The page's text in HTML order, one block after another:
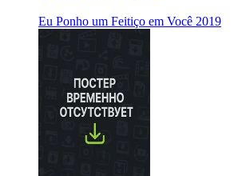
Eu Ponho um Feitiço em Você 2019